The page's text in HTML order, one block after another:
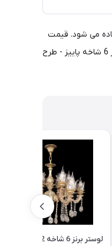
می شود. قیمت
لوستر برنزی کلاسیک به خاطر استفاده از کریستال، گران تر از نمونه های مدرن است.فروشگاه ماه نو شیراز عرضه کننده انواع لوسترهای برنزی در طرح ها و مدل های مختلف است.. لوستر برنز 6 شاخه پاییز - طرح